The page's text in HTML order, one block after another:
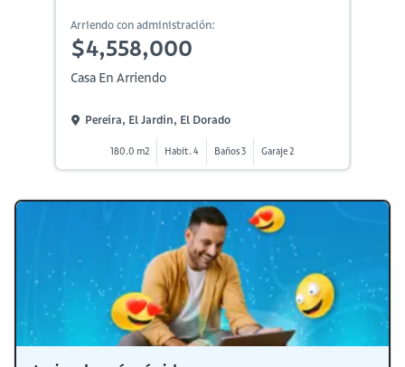
Arriendo con administración:
$4,558,000
Casa En Arriendo
Pereira, El Jardin, El Dorado
180.0 m2 Habit. 4 Baños 3 Garaje 2